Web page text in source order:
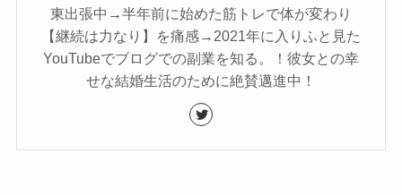
東出張中→半年前に始めた筋トレで体が変わり
【継続は力なり】を痛感→2021年に入りふと見た
YouTubeでブログでの副業を知る。！彼女との幸
せな結婚生活のために絶賛邁進中！